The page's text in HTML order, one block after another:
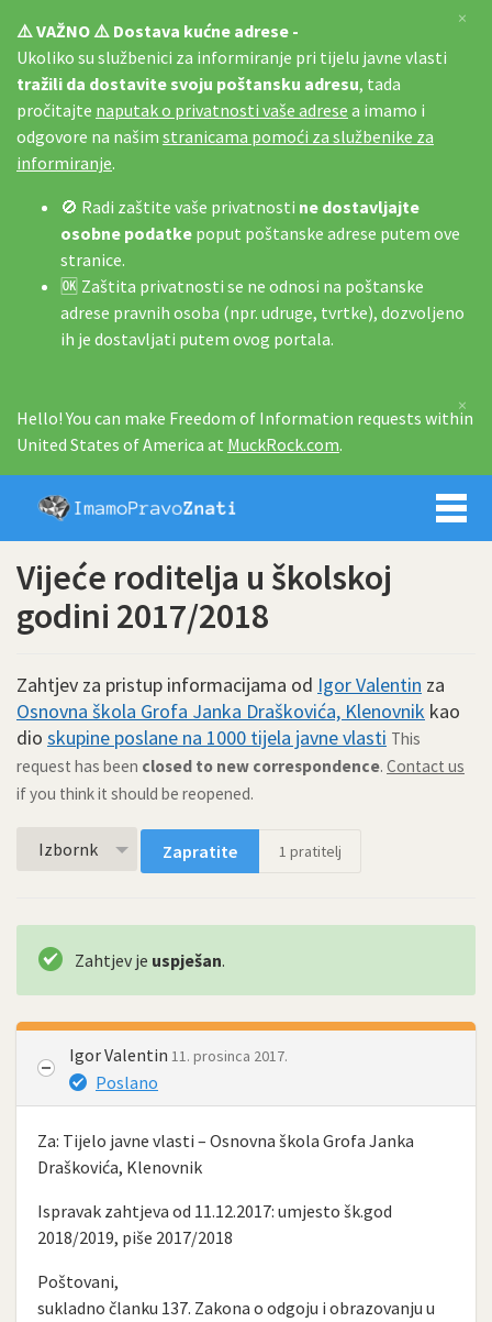
⚠️ VAŽNO ⚠️ Dostava kućne adrese -
Ukoliko su službenici za informiranje pri tijelu javne vlasti
tražili da dostavite svoju poštansku adresu, tada
pročitajte naputak o privatnosti vaše adrese a imamo i
odgovore na našim stranicama pomoći za službenike za
informiranje.
🚫 Radi zaštite vaše privatnosti ne dostavljajte
osobne podatke poput poštanske adrese putem ove
stranice.
🆗 Zaštita privatnosti se ne odnosi na poštanske
adrese pravnih osoba (npr. udruge, tvrtke), dozvoljeno
ih je dostavljati putem ovog portala.
×
Hello! You can make Freedom of Information requests within
United States of America at MuckRock.com.
×
Imamo
Vijeće roditelja u školskoj
godini 2017/2018
Zahtjev za pristup informacijama od Igor Valentin za
Osnovna škola Grofa Janka Draškovića, Klenovnik kao
dio skupine poslane na 1000 tijela javne vlasti This
request has been closed to new correspondence. Contact us
if you think it should be reopened.
Izbornk Zapratite 1 pratitelj
Zahtjev je uspješan.
Igor Valentin 11. prosinca 2017.
Poslano
Za: Tijelo javne vlasti – Osnovna škola Grofa Janka
Draškovića, Klenovnik
Ispravak zahtjeva od 11.12.2017: umjesto šk.god
2018/2019, piše 2017/2018
Poštovani,
sukladno članku 137. Zakona o odgoju i obrazovanju u